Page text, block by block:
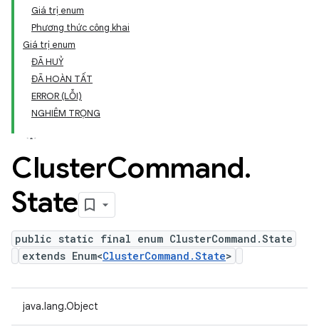
Giá trị enum
Phương thức công khai
Giá trị enum
ĐÃ HUỶ
ĐÃ HOÀN TẤT
ERROR (LỖI)
NGHIÊM TRỌNG
ClusterCommand.
State
public static final enum ClusterCommand.State
extends Enum<ClusterCommand.State>
java.lang.Object